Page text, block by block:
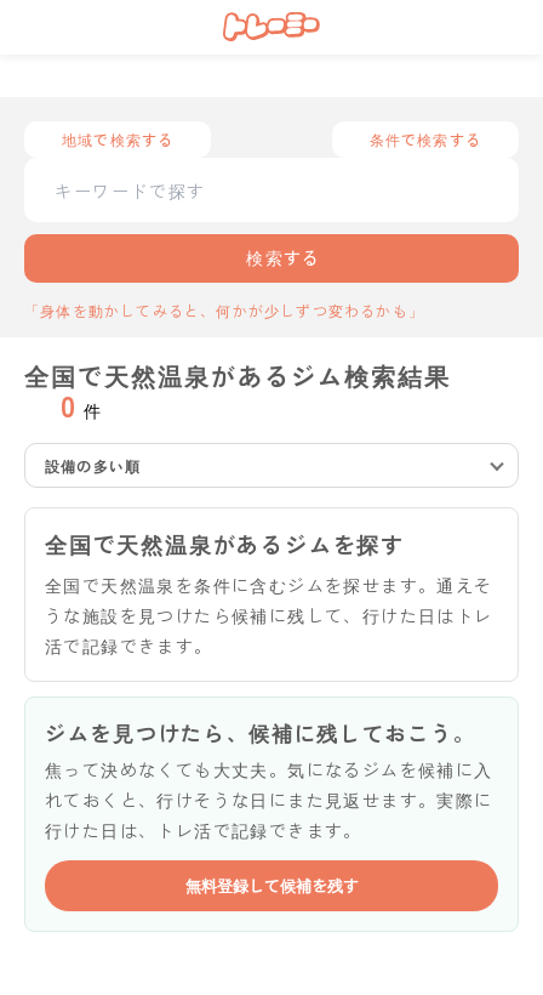
地域で検索する 条件で検索する
検索する
「身体を動かしてみると、何かが少しずつ変わるかも」
全国で天然温泉があるジム検索結果
0 件
設備の多い順
全国で天然温泉があるジムを探す
全国で天然温泉を条件に含むジムを探せます。通えそ
うな施設を見つけたら候補に残して、行けた日はトレ
活で記録できます。
ジムを見つけたら、候補に残しておこう。
焦って決めなくても大丈夫。気になるジムを候補に入
れておくと、行けそうな日にまた見返せます。実際に
行けた日は、トレ活で記録できます。
無料登録して候補を残す